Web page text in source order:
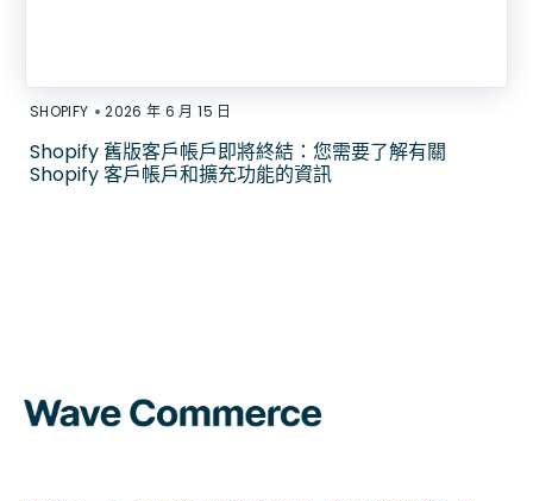
SHOPIFY • 2026 年 6 月 15 日
Shopify 舊版客戶帳戶即將終結：您需要了解有關
Shopify 客戶帳戶和擴充功能的資訊